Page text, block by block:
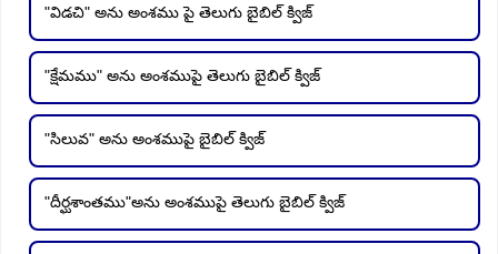
"విడచి" అను అంశము పై తెలుగు బైబిల్ క్విజ్
"క్షేమము" అను అంశముపై తెలుగు బైబిల్ క్విజ్
"సిలువ" అను అంశముపై బైబిల్ క్విజ్
"దీర్ఘశాంతము"అను అంశముపై తెలుగు బైబిల్ క్విజ్